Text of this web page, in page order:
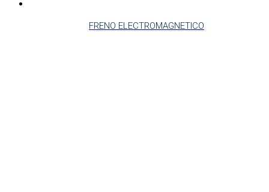
FRENO ELECTROMAGNETICO